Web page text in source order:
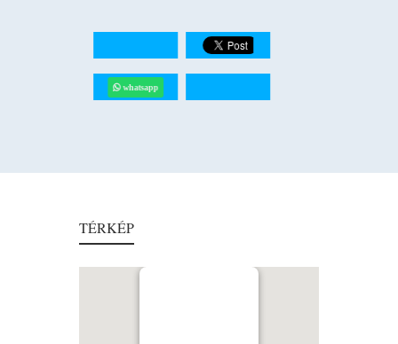
whatsapp
TÉRKÉP